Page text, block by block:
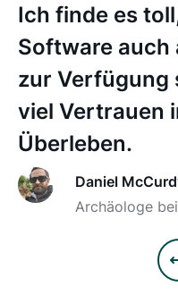
Ich finde es
Software auch
zur Verfügung
viel Vertrauen
Überleben.
Daniel
Archäologe